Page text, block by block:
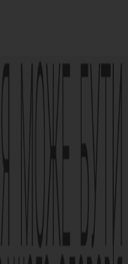
застосуванням лікарського
з лікарем та
застосування лікарського
www.farmak.ua